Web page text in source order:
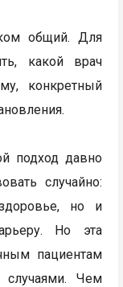
общий. Для
какой врач
конкретный
подход давно
случайно:
но и
Но эта
пациентам
случаями. Чем